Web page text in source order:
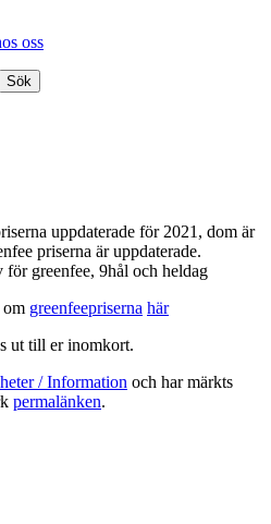
oss
uppdaterade för 2021, dom är
priserna är uppdaterade.
greenfee, 9hål och heldag
om greenfeepriserna här
ut till er inomkort.
/ Information och har märkts
permalänken.